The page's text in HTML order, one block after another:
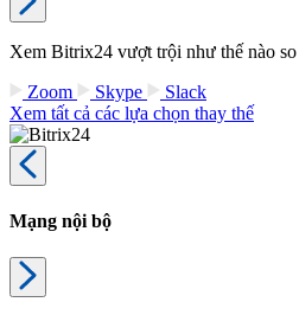
Xem Bitrix24 vượt trội như thế nào
Zoom
Skype
Slack
Xem tất cả các lựa chọn thay thế
Mạng nội bộ